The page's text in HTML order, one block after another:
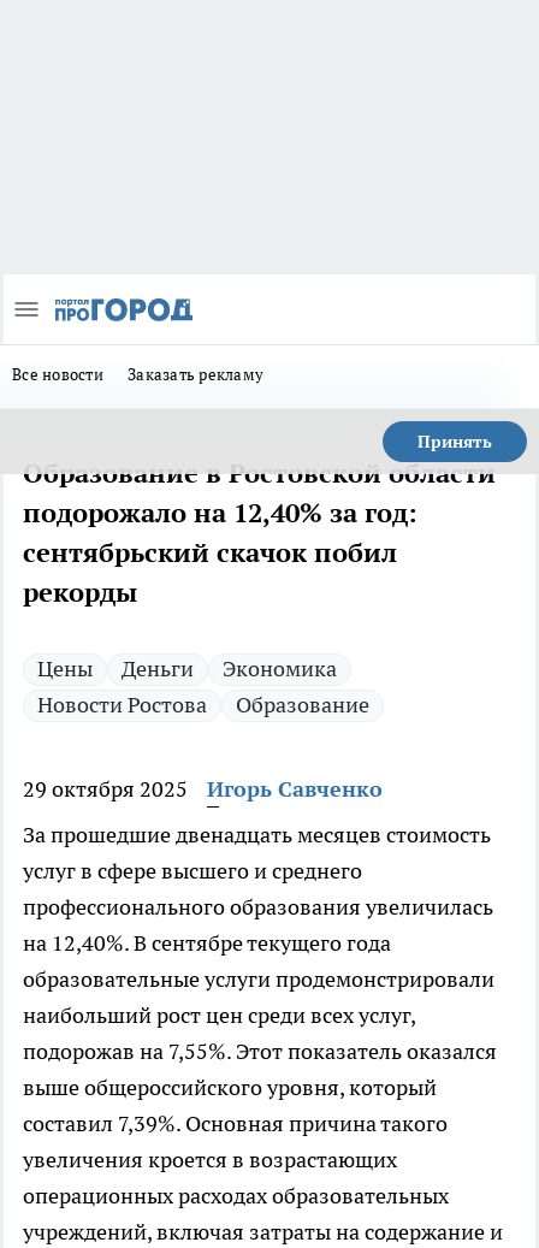
Все новости Заказать рекламу
Принять
Образование в Ростовской области
подорожало на 12,40% за год:
сентябрьский скачок побил
рекорды
Цены Деньги
Экономика
Новости Ростова
Образование
29 октября 2025
Игорь Савченко
За прошедшие двенадцать месяцев стоимость
услуг в сфере высшего и среднего
профессионального образования увеличилась
на 12,40%. В сентябре текущего года
образовательные услуги продемонстрировали
наибольший рост цен среди всех услуг,
подорожав на 7,55%. Этот показатель оказался
выше общероссийского уровня, который
составил 7,39%. Основная причина такого
увеличения кроется в возрастающих
операционных расходах образовательных
учреждений, включая затраты на содержание и